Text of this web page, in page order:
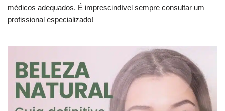
médicos adequados. É imprescindível sempre consultar um
profissional especializado!